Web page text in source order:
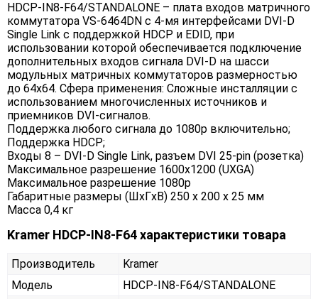
HDCP-IN8-F64/STANDALONE – плата входов матричного
коммутатора VS-6464DN с 4-мя интерфейсами DVI-D
Single Link c поддержкой HDCP и EDID, при
использовании которой обеспечивается подключение
дополнительных входов сигнала DVI-D на шасси
модульных матричных коммутаторов размерностью
до 64х64. Сфера применения: Сложные инсталляции с
использованием многочисленных источников и
приемников DVI-сигналов.
Поддержка любого сигнала до 1080p включительно;
Поддержка HDCP;
Входы 8 – DVI-D Single Link, разъем DVI 25-pin (розетка)
Максимальное разрешение 1600x1200 (UXGA)
Максимальное разрешение 1080p
Габаритные размеры (ШxГxВ) 250 x 200 x 25 мм
Масса 0,4 кг
Kramer HDCP-IN8-F64 характеристики товара
Производитель
Kramer
Модель
HDCP-IN8-F64/STANDALONE